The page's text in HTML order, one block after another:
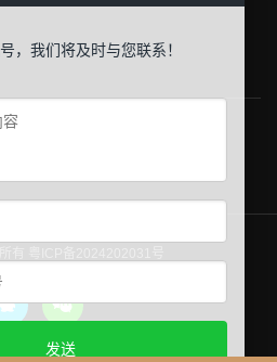
！
，我们将及时与您联系！